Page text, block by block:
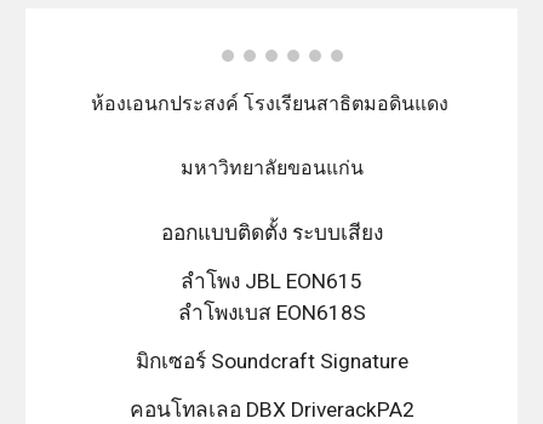
ห้องเอนกประสงค์ โรงเรียนสาธิตมอดินแดง
มหาวิทยาลัยขอนแก่น
ออกแบบติดตั้ง ระบบเสียง
ลำโพง JBL EON615
ลำโพงเบส EON618S
มิกเซอร์ Soundcraft Signature
คอนโทลเลอ DBX DriverackPA2